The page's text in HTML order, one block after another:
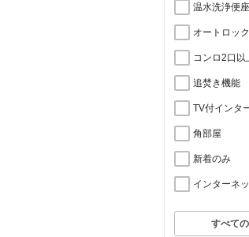
温水洗浄便座
オートロック
コンロ2口以
追焚き機能
TV付インタ
角部屋
新着のみ
インターネ
すべて